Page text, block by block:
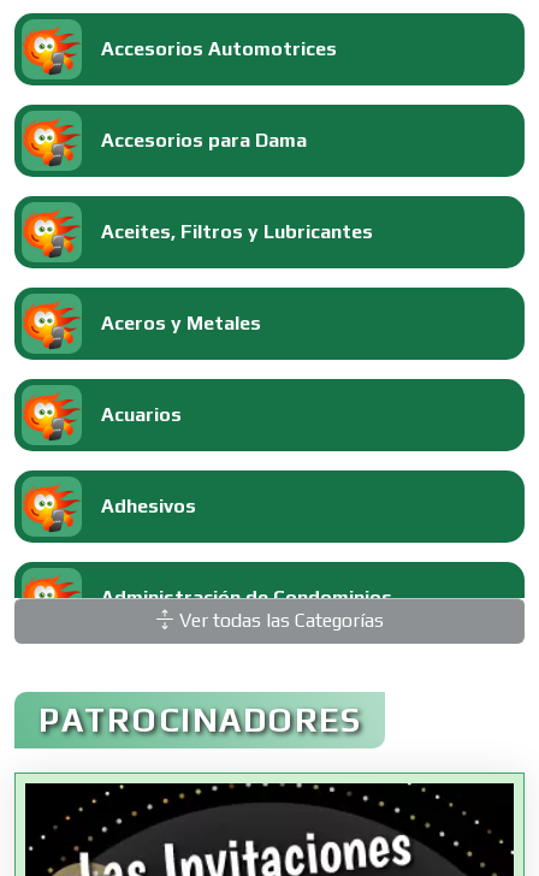
Accesorios Automotrices
Accesorios para Dama
Aceites, Filtros y Lubricantes
Aceros y Metales
Acuarios
Adhesivos
Administración de Condominios
Administración de Empresas
Agencias Aduanales
Ver todas las Categorías
PATROCINADORES